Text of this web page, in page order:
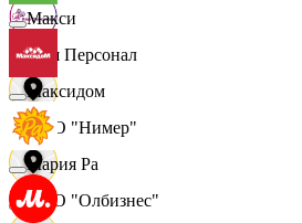
Ваш Персонал
ООО "Нимер"
ООО "Олбизнес"
Макси
Максидом
Мария Ра